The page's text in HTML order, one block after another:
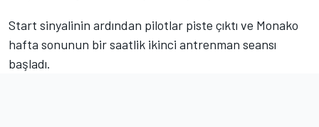
Start sinyalinin ardından pilotlar piste çıktı ve Monako
hafta sonunun bir saatlik ikinci antrenman seansı
başladı.